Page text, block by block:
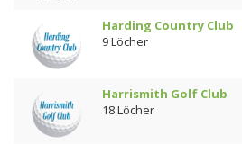
Harding Country Club
9 Löcher
Harrismith Golf Club
18 Löcher